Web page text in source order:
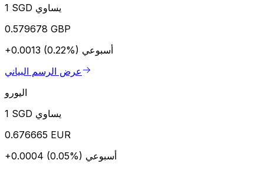
1 SGD يساوي
0.579678 GBP
+0.0013 (0.22%) أسبوعي
عرض الرسم البياني
اليورو
1 SGD يساوي
0.676665 EUR
+0.0004 (0.05%) أسبوعي